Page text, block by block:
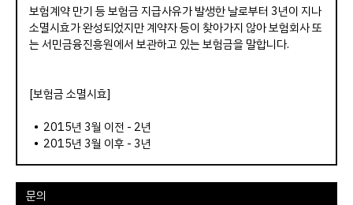
보험계약 만기 등 보험금 지급사유가 발생한 날로부터 3년이 지나
소멸시효가 완성되었지만 계약자 등이 찾아가지 않아 보험회사 또
는 서민금융진흥원에서 보관하고 있는 보험금을 말합니다.
[보험금 소멸시효]
• 2015년 3월 이전 - 2년
• 2015년 3월 이후 - 3년
문의